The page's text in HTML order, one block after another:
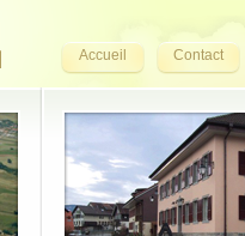
Accueil Contact